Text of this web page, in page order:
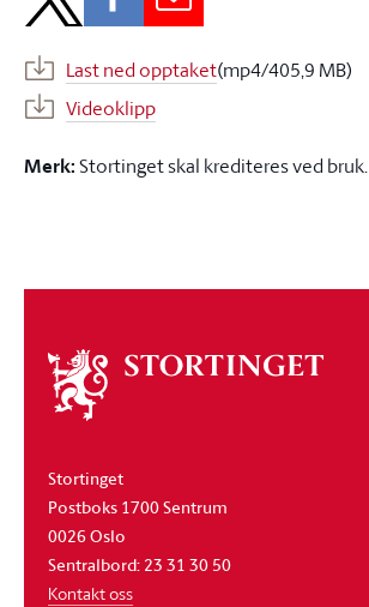
Last ned opptaket(mp4/405,9 MB)
Videoklipp
Merk:Stortinget skal krediteres ved bruk.
Om
stortinget
Stortinget
Postboks 1700 Sentrum
0026 Oslo
Sentralbord: 23 31 30 50
Kontakt oss